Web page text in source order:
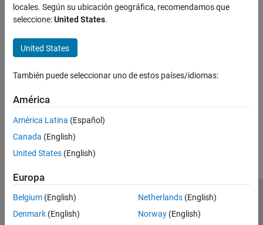
How useful was this information?
locales. Según su ubicación geográfica, recomendamos que
seleccione:United States.
United States
También puede seleccionar uno de estos países/idiomas:
América
América Latina (Español)
Canada (English)
United States (English)
Europa
Belgium (English)
Denmark (English)
Netherlands(English)
Norway(English)
Centro de confianza
Marcas comerciales
Política de privacidad
Antipiratería
Estado de las aplicaciones